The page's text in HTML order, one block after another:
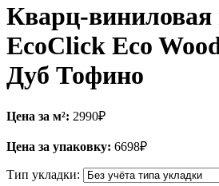
Кварц-виниловая
EcoClick Eco
Дуб Тофино
Цена за м²: 2990₽
Цена за упаковку: 6698₽
Тип укладки: